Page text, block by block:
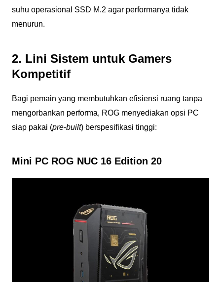
suhu operasional SSD M.2 agar performanya tidak
menurun.
2. Lini Sistem untuk Gamers
Kompetitif
Bagi pemain yang membutuhkan efisiensi ruang tanpa
mengorbankan performa, ROG menyediakan opsi PC
siap pakai (pre-built) berspesifikasi tinggi:
Mini PC ROG NUC 16 Edition 20